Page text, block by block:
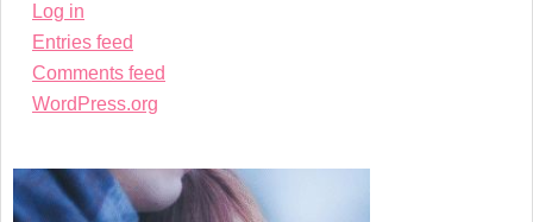
Log in
Entries feed
Comments feed
WordPress.org